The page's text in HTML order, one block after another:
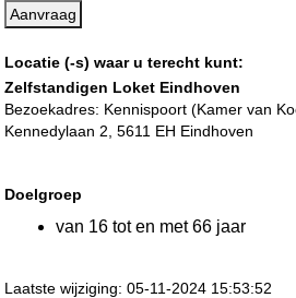
Aanvraag
Locatie (-s) waar u terecht kunt:
Zelfstandigen Loket Eindhoven
Bezoekadres: Kennispoort (Kamer van
Kennedylaan 2, 5611 EH Eindhoven
Doelgroep
van 16 tot en met 66 jaar
Laatste wijziging: 05-11-2024 15:53:52